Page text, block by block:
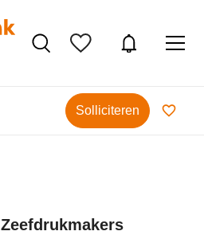
Solliciteren